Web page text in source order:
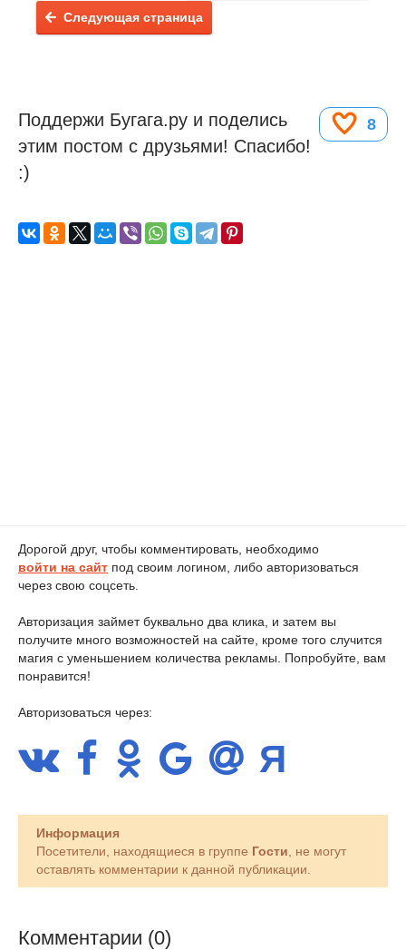
Следующая страница
8
Поддержи Бугага.ру и поделись
этим постом с друзьями! Спасибо!
:)
Дорогой друг, чтобы комментировать, необходимо
войти на сайт под своим логином, либо авторизоваться
через свою соцсеть.
Авторизация займет буквально два клика, и затем вы
получите много возможностей на сайте, кроме того случится
магия с уменьшением количества рекламы. Попробуйте, вам
понравится!
Авторизоваться через:
Информация
Посетители, находящиеся в группе Гости , не могут
оставлять комментарии к данной публикации.
Комментарии (0)